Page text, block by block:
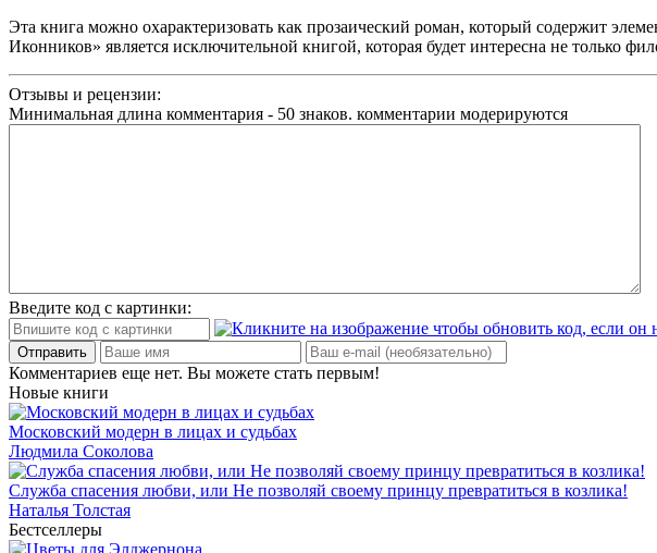
Эта книга можно охарактеризовать как прозаический роман, который содержит
Иконников» является исключительной книгой, которая будет интересна не только
Отзывы и рецензии:
Минимальная длина комментария - 50 знаков. комментарии модерируются
Введите код с картинки:
Отправить
Комментариев еще нет. Вы можете стать первым!
Новые книги
Московский модерн в лицах и судьбах
Людмила Соколова
Служба спасения любви, или Не позволяй своему принцу превратиться в козлика!
Наталья Толстая
Бестселлеры